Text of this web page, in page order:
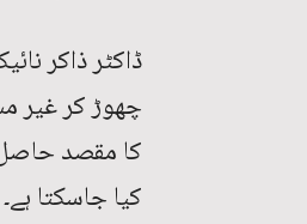
ڈاکٹر ذاکر
چھوڑ کر غیر
کا مقصد
کیا جاسکتا ہے۔